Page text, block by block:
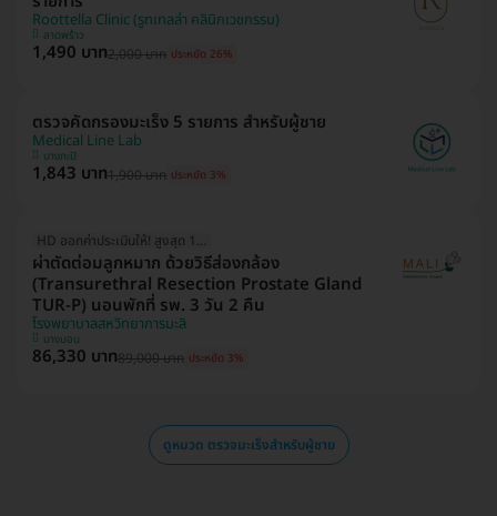
Roottella Clinic (รูทเทลล่า คลินิกเวชกรรม)
ลาดพร้าว
1,490 บาท2,000 บาท ประหยัด 26%
ตรวจคัดกรองมะเร็ง 5 รายการ สำหรับผู้ชาย
Medical Line Lab
บางกะปิ
1,843 บาท1,900 บาท ประหยัด 3%
HD ออกค่าประเมินให้! สูงสุด 1500 บ.
ผ่าตัดต่อมลูกหมาก ด้วยวิธีส่องกล้อง
(Transurethral Resection Prostate Gland
TUR-P) นอนพักที่ รพ. 3 วัน 2 คืน
โรงพยาบาลสหวิทยาการมะลิ
บางบอน
86,330 บาท89,000 บาท ประหยัด 3%
ดูหมวด ตรวจมะเร็งสำหรับผู้ชาย